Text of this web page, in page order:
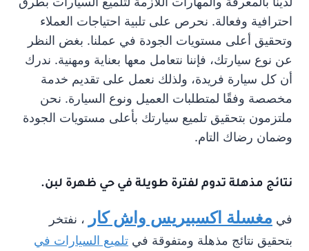
احترافية وفعالة. نحرص على تلبية احتياجات العملاء
وتحقيق أعلى مستويات الجودة في عملنا. بغض النظر
عن نوع سيارتك، فإننا نتعامل معها بعناية ومهنية. ندرك
أن كل سيارة فريدة، ولذلك نعمل على تقديم خدمة
مخصصة وفقًا لمتطلبات العميل ونوع السيارة. نحن
ملتزمون بتحقيق تلميع سيارتك بأعلى مستويات الجودة
وضمان رضاك التام.
نتائج مذهلة تدوم لفترة طويلة في حي ظهرة لبن.
في مغسلة اكسبيريس واش كار
، نفتخر
بتحقيق نتائج مذهلة ومتفوقة في تلميع السيارات في